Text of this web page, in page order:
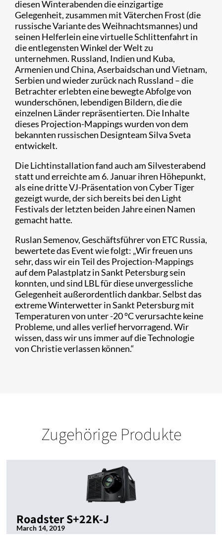
diesen Winterabenden die einzigartige
Gelegenheit, zusammen mit Väterchen Frost (die
russische Variante des Weihnachtsmannes) und
seinen Helferlein eine virtuelle Schlittenfahrt in
die entlegensten Winkel der Welt zu
unternehmen. Russland, Indien und Kuba,
Armenien und China, Aserbaidschan und Vietnam,
Serbien und wieder zurück nach Russland – die
Betrachter erlebten eine bewegte Abfolge von
wunderschönen, lebendigen Bildern, die die
einzelnen Länder repräsentierten. Die Inhalte
dieses Projection-Mappings wurden von dem
bekannten russischen Designteam Silva Sveta
entwickelt.
Die Lichtinstallation fand auch am Silvesterabend
statt und erreichte am 6. Januar ihren Höhepunkt,
als eine dritte VJ-Präsentation von Cyber Tiger
gezeigt wurde, der sich bereits bei den Light
Festivals der letzten beiden Jahre einen Namen
gemacht hatte.
Ruslan Semenov, Geschäftsführer von ETC Russia,
bewertete das Event wie folgt: „Wir freuen uns
sehr, dass wir ein Teil des Projection-Mappings
auf dem Palastplatz in Sankt Petersburg sein
konnten, und sind LBL für diese unvergessliche
Gelegenheit außerordentlich dankbar. Selbst das
extreme Winterwetter in Sankt Petersburg mit
Temperaturen von unter -20 °C verursachte keine
Probleme, und alles verlief hervorragend. Wir
wissen, dass wir uns immer auf die Technologie
von Christie verlassen können.“
Zugehörige Produkte
Roadster S+22K-J
March 14, 2019